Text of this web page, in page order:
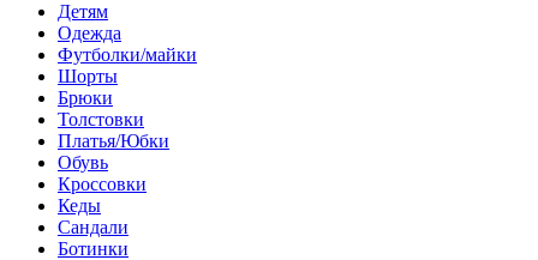
Детям
Одежда
Футболки/майки
Шорты
Брюки
Толстовки
Платья/Юбки
Обувь
Кроссовки
Кеды
Сандали
Ботинки